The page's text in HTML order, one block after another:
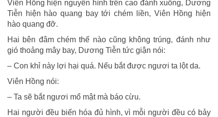
Viên Hồng hiện nguyên hình trên cao đánh xuống, Dương
Tiễn hiện hào quang bay tới chém liền, Viên Hồng hiện
hào quang đỡ.
Hai bên đâm chém thế nào cũng không trúng, đánh như
gió thoảng mây bay, Dương Tiễn tức giận nói:
– Con khỉ này lợi hại quá. Nếu bắt được ngươi ta lột da.
Viên Hồng nói:
– Ta sẽ bắt ngươi mổ mật mà báo cừu.
Hai người đều biến hóa đủ hình, vì mỗi người đều có bảy